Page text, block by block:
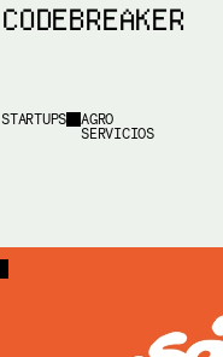
CODEBREAKER
STARTUPS
AGRO
SERVICIOS